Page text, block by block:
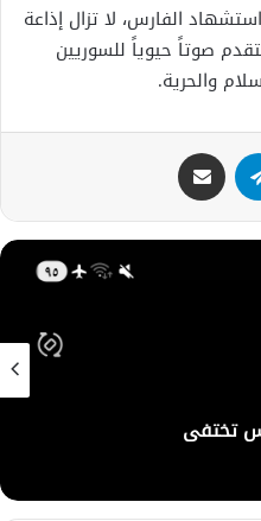
الفارس، لا تزال إذاعة
صوتاً حيوياً للسوريين
والحرية.
تيلقرام